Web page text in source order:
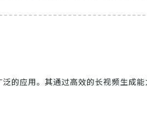
的应用。其通过高效的长视频生成